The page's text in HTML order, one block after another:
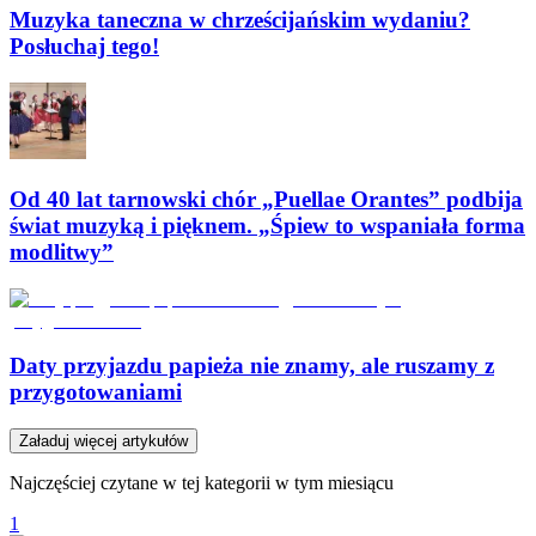
Muzyka taneczna w chrześcijańskim wydaniu?
Posłuchaj tego!
Od 40 lat tarnowski chór „Puellae Orantes” podbija
świat muzyką i pięknem. „Śpiew to wspaniała forma
modlitwy”
Daty przyjazdu papieża nie znamy, ale ruszamy z
przygotowaniami
Załaduj więcej artykułów
Najczęściej czytane w tej kategorii w tym miesiącu
1